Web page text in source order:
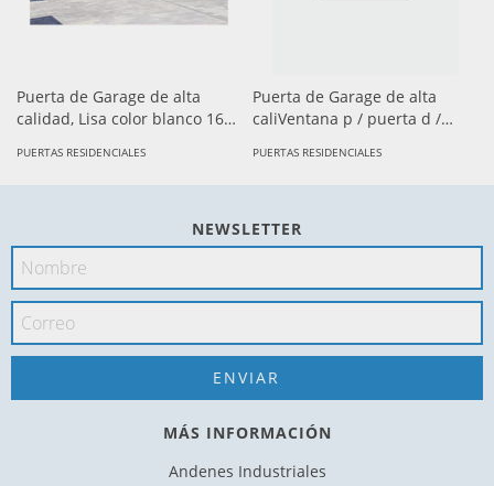
Puerta de Garage de alta
calidad, Lisa color blanco 16X8
Americana.
PUERTAS RESIDENCIALES
Puerta de Garage de alta
caliVentana p / puerta d /
PUERTAS RESIDENCIALES
NEWSLETTER
MÁS INFORMACIÓN
Andenes Industriales